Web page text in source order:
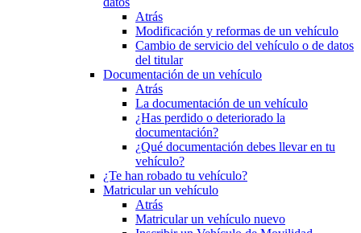
Atrás
Modificación y reformas de un vehículo
Cambio de servicio del vehículo o de datos
del titular
Documentación de un vehículo
Atrás
La documentación de un vehículo
¿Has perdido o deteriorado la
documentación?
¿Qué documentación debes llevar en tu
vehículo?
¿Te han robado tu vehículo?
Matricular un vehículo
Atrás
Matricular un vehículo nuevo